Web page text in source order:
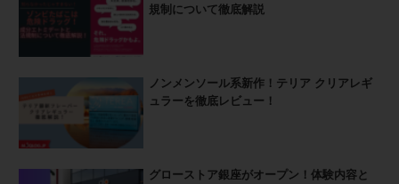
規制について徹底解説
ノンメンソール系新作！テリア クリアレギ
ュラーを徹底レビュー！
グローストア銀座がオープン！体験内容と